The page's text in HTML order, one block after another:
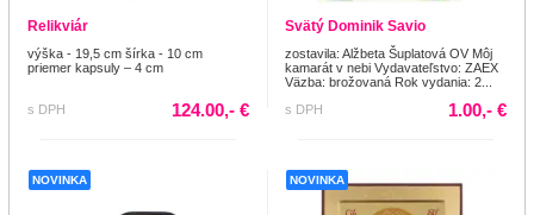
Relikviár
výška - 19,5 cm šírka - 10 cm
priemer kapsuly – 4 cm
s DPH 124.00,- €
Svätý Dominik Savio
zostavila: Alžbeta Šuplatová OV Môj
kamarát v nebi Vydavateľstvo: ZAEX
Väzba: brožovaná Rok vydania: 2...
s DPH
1.00,- €
NOVINKA NOVINKA